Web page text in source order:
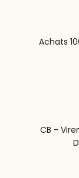
Achats
CB -